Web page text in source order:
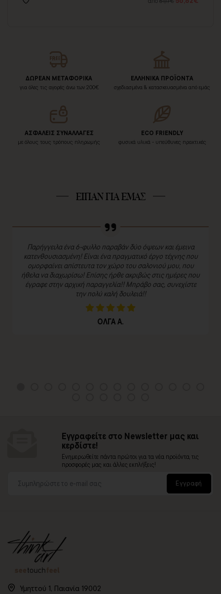
ΔΩΡΕΑΝ ΜΕΤΑΦΟΡΙΚΑ
για όλες τις αγορές άνω των 200€
ΕΛΛΗΝΙΚΑ ΠΡΟΪΟΝΤΑ
σχεδιασμένα & κατασκευασμένα από εμάς
ΑΣΦΑΛΕΙΣ ΣΥΝΑΛΛΑΓΕΣ
με όλους τους τρόπους πληρωμής
ECO FRIENDLY
φυσικά υλικά - υπεύθυνες πρακτικές
ΕΙΠΑΝ ΓΙΑ ΕΜΑΣ
Παρήγγειλα ένα 6-φυλλο παραβάν δύο όψεων και έμεινα
κατενθουσιασμένη! Είναι ένα πραγματικό έργο τέχνης που
ομορφαίνει απίστευτα τον χώρο του σαλονιού μου, που
ήθελα να διαχωρίσω! Επίσης ήρθε ακριβώς στις ημέρες που
έγραφε στην αρχική παραγγελία!! Μπράβο σας, συνεχίστε
την πολύ καλή δουλειά!!
ΟΛΓΑ Α.
Εγγραφείτε στο Newsletter μας και
κερδίστε!
Ενημερωθείτε πάντα πρώτοι για τα νέα προϊόντα, τις
προσφορές μας και άλλες εκπλήξεις!
Εγγραφή
Υμηττού 1, Παιανία 19002